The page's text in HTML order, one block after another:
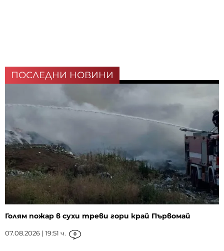
ПОСЛЕДНИ НОВИНИ
Голям пожар в сухи треви гори край Първомай
07.08.2026 | 19:51 ч. 0